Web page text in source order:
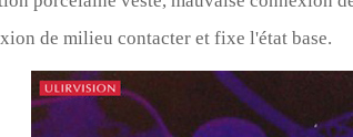
de milieu contacter et fixe l'état base.